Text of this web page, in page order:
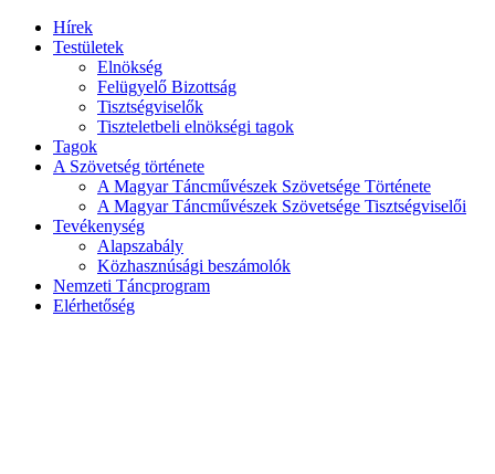
Hírek
Testületek
Elnökség
Felügyelő Bizottság
Tisztségviselők
Tiszteletbeli elnökségi tagok
Tagok
A Szövetség története
A Magyar Táncművészek Szövetsége Története
A Magyar Táncművészek Szövetsége Tisztségviselői
Tevékenység
Alapszabály
Közhasznúsági beszámolók
Nemzeti Táncprogram
Elérhetőség